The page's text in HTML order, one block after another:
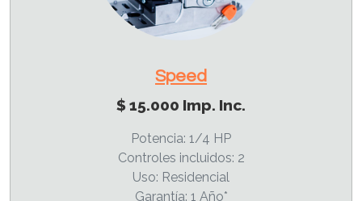
Speed
$ 15.000 Imp. Inc.
Potencia: 1/4 HP
Controles incluidos: 2
Uso: Residencial
Garantía: 1 Año*